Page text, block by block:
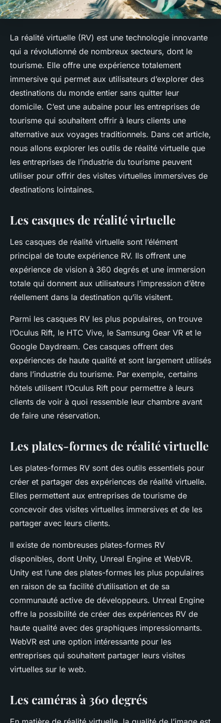
La réalité virtuelle (RV) est une technologie innovante
qui a révolutionné de nombreux secteurs, dont le
tourisme. Elle offre une expérience totalement
immersive qui permet aux utilisateurs d’explorer des
destinations du monde entier sans quitter leur
domicile. C’est une aubaine pour les entreprises de
tourisme qui souhaitent offrir à leurs clients une
alternative aux voyages traditionnels. Dans cet article,
nous allons explorer les outils de réalité virtuelle que
les entreprises de l’industrie du tourisme peuvent
utiliser pour offrir des visites virtuelles immersives de
destinations lointaines.
Les casques de réalité virtuelle
Les casques de réalité virtuelle sont l’élément
principal de toute expérience RV. Ils offrent une
expérience de vision à 360 degrés et une immersion
totale qui donnent aux utilisateurs l’impression d’être
réellement dans la destination qu’ils visitent.
Parmi les casques RV les plus populaires, on trouve
l’Oculus Rift, le HTC Vive, le Samsung Gear VR et le
Google Daydream. Ces casques offrent des
expériences de haute qualité et sont largement utilisés
dans l’industrie du tourisme. Par exemple, certains
hôtels utilisent l’Oculus Rift pour permettre à leurs
clients de voir à quoi ressemble leur chambre avant
de faire une réservation.
Les plates-formes de réalité virtuelle
Les plates-formes RV sont des outils essentiels pour
créer et partager des expériences de réalité virtuelle.
Elles permettent aux entreprises de tourisme de
concevoir des visites virtuelles immersives et de les
partager avec leurs clients.
Il existe de nombreuses plates-formes RV
disponibles, dont Unity, Unreal Engine et WebVR.
Unity est l’une des plates-formes les plus populaires
en raison de sa facilité d’utilisation et de sa
communauté active de développeurs. Unreal Engine
offre la possibilité de créer des expériences RV de
haute qualité avec des graphiques impressionnants.
WebVR est une option intéressante pour les
entreprises qui souhaitent partager leurs visites
virtuelles sur le web.
Les caméras à 360 degrés